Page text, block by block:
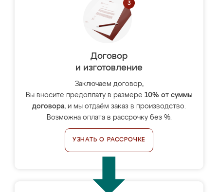
Договор
и изготовление
Заключаем договор,
Вы вносите предоплату в размере 10% от суммы
договора, и мы отдаём заказ в производство.
Возможна оплата в рассрочку без %.
УЗНАТЬ О РАССРОЧКЕ